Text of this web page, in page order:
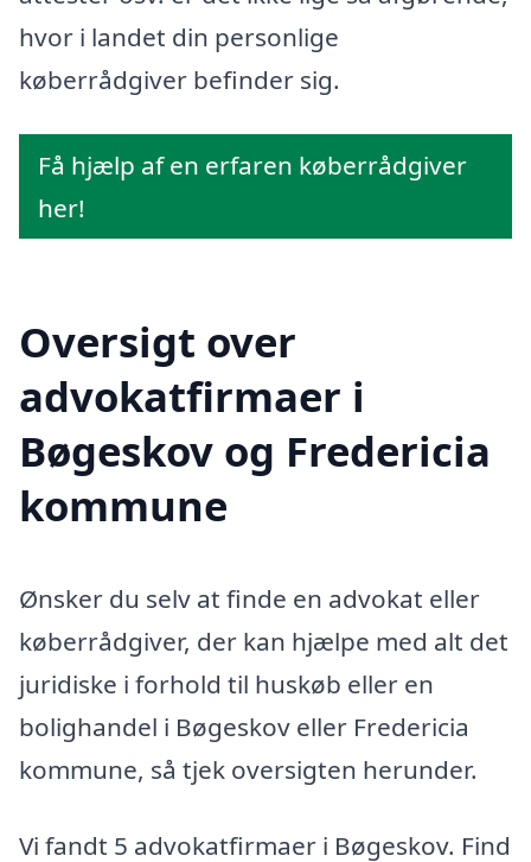
hvor i landet din personlige
køberrådgiver befinder sig.
Få hjælp af en erfaren køberrådgiver
her!
Oversigt over
advokatfirmaer i
Bøgeskov og Fredericia
kommune
Ønsker du selv at finde en advokat eller
køberrådgiver, der kan hjælpe med alt det
juridiske i forhold til huskøb eller en
bolighandel i Bøgeskov eller Fredericia
kommune, så tjek oversigten herunder.
Vi fandt 5 advokatfirmaer i Bøgeskov. Find